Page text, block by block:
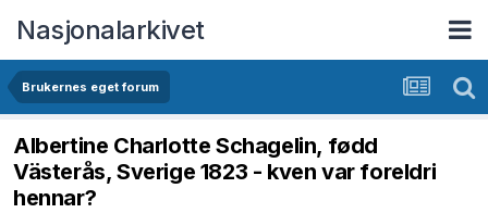
Nasjonalarkivet
Brukernes eget forum
Albertine Charlotte Schagelin, fødd
Västerås, Sverige 1823 - kven var foreldri
hennar?